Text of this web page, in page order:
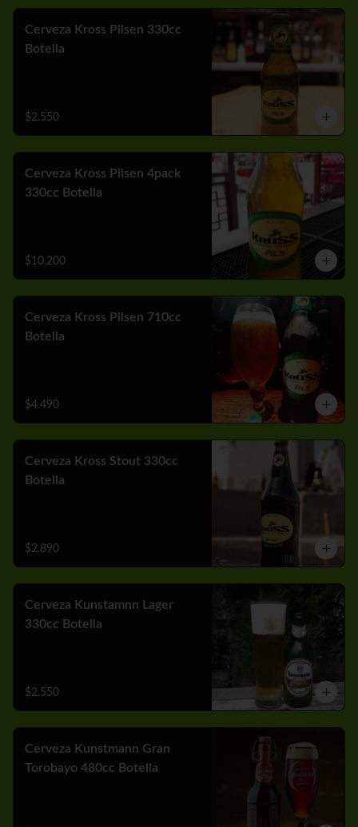
Cerveza Kross Pilsen 330cc
Botella
$2.550
Cerveza Kross Pilsen 4pack
330cc Botella
$10.200
Cerveza Kross Pilsen 710cc
Botella
$4.490
Cerveza Kross Stout 330cc
Botella
$2.890
Cerveza Kunstamnn Lager
330cc Botella
$2.550
Cerveza Kunstmann Gran
Torobayo 480cc Botella